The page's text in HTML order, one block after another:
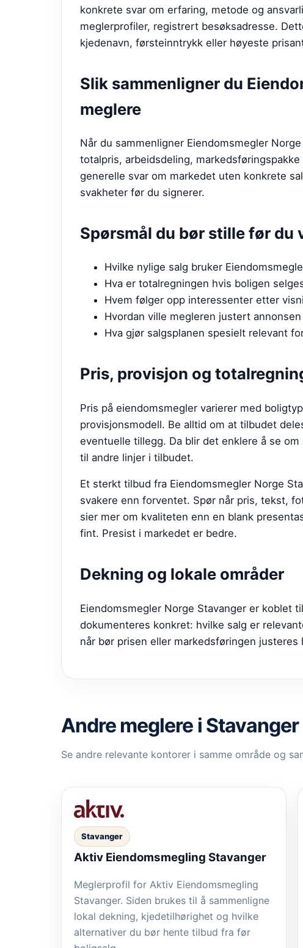
konkrete svar om erfaring, metode og
meglerprofiler, registrert besøksadresse.
kjedenavn, førsteinntrykk eller høyeste
Slik sammenligner du
meglere
Når du sammenligner Eiendomsmegler
totalpris, arbeidsdeling,
generelle svar om markedet uten konkrete
svakheter før du signerer.
Spørsmål du bør stille før du
Hvilke nylige salg bruker
Hva er totalregningen hvis boligen
Hvem følger opp interessenter etter
Hvordan ville megleren justert
Hva gjør salgsplanen spesielt relevant
Pris, provisjon og
Pris på eiendomsmegler varierer med
provisjonsmodell. Be alltid om at tilbudet
eventuelle tillegg. Da blir det enklere å se
til andre linjer i tilbudet.
Et sterkt tilbud fra Eiendomsmegler Norge
svakere enn forventet. Spør når pris, tekst,
sier mer om kvaliteten enn en blank
fint. Presist i markedet er bedre.
Dekning og lokale områder
Eiendomsmegler Norge Stavanger er koblet
dokumenteres konkret: hvilke salg er
når bør prisen eller markedsføringen justeres
Andre meglere i Stavanger
Se andre relevante kontorer i samme område og
Stavanger
Aktiv Eiendomsmegling Stavanger
Meglerprofil for Aktiv Eiendomsmegling
Stavanger. Siden brukes til å sammenligne
lokal dekning, kjedetilhørighet og hvilke
alternativer du bør hente tilbud fra før